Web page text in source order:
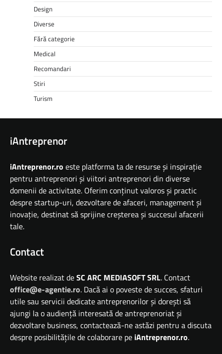
Design
Diverse
Fără categorie
Medical
Recomandari
Stiri
Turism
iAntreprenor
iAntreprenor.ro este platforma ta de resurse și inspirație
pentru antreprenori și viitori antreprenori din diverse
domenii de activitate. Oferim conținut valoros și practic
despre startup-uri, dezvoltare de afaceri, management și
inovație, destinat să sprijine creșterea și succesul afacerii
tale.
Contact
Website realizat deSC ARC MEDIASOFT SRL. Contact
office@e-agentie.ro. Dacă ai o poveste de succes, sfaturi
utile sau servicii dedicate antreprenorilor și dorești să
ajungi la o audiență interesată de antreprenoriat și
dezvoltare business, contactează-ne astăzi pentru a discuta
despre posibilitățile de colaborare pe iAntreprenor.ro.